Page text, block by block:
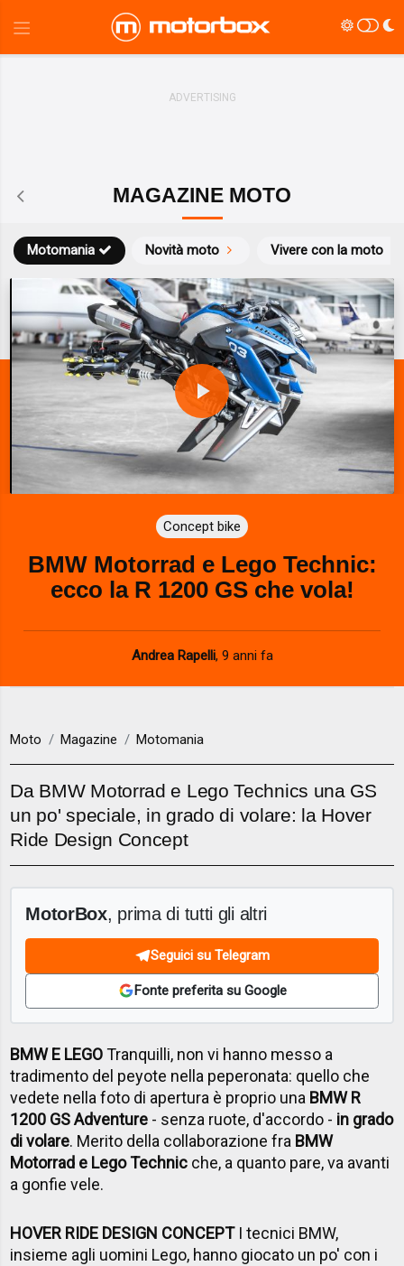
MAGAZINE MOTO
Novità moto Vivere con la moto
Motomania
P
l
a
y
V
d
e
o
Concept bike
BMW Motorrad e Lego Technic:
ecco la R 1200 GS che vola!
Andrea Rapelli, 9 anni fa
Moto Magazine Motomania
Da BMW Motorrad e Lego Technics una GS
un po' speciale, in grado di volare: la Hover
Ride Design Concept
MotorBox, prima di tutti gli altri
Seguici su Telegram
Fonte preferita su Google
BMW E LEGOTranquilli, non vi hanno messo a
tradimento del peyote nella peperonata: quello che
vedete nella foto di apertura è proprio una BMW R
1200 GS Adventure - senza ruote, d'accordo - in grado
di volare. Merito della collaborazione fra BMW
Motorrad e Lego Technic che, a quanto pare, va avanti
a gonfie vele.
HOVER RIDE DESIGN CONCEPTI tecnici BMW,
insieme agli uomini Lego, hanno giocato un po' con i